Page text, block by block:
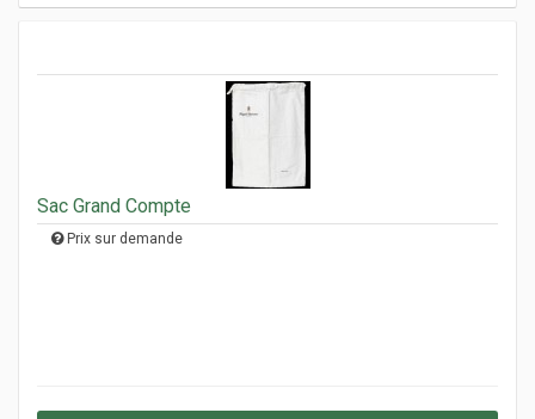
Sac Grand Compte
Prix sur demande